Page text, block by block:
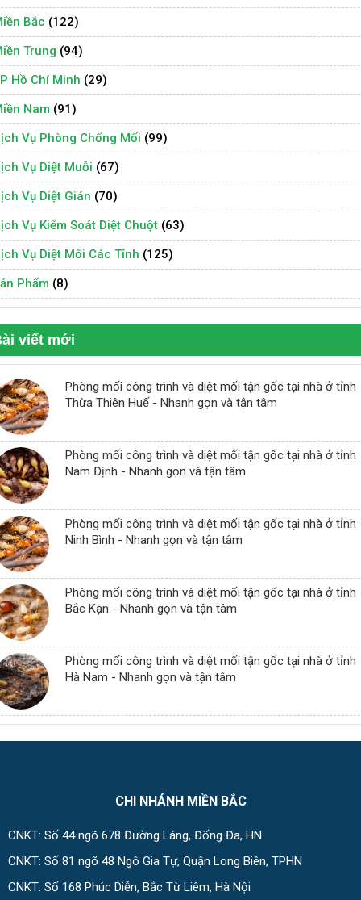
Bắc (122)
Trung (94)
Hồ Chí Minh (29)
Nam (91)
Vụ Phòng Chống Mối (99)
Vụ Diệt Muỗi (67)
Vụ Diệt Gián (70)
Vụ Kiểm Soát Diệt Chuột (63)
Vụ Diệt Mối Các Tỉnh (125)
Phẩm (8)
viết mới
Phòng mối công trình và diệt mối tận gốc tại nhà ở tỉnh
Thừa Thiên Huế - Nhanh gọn và tận tâm
Phòng mối công trình và diệt mối tận gốc tại nhà ở tỉnh
Nam Định - Nhanh gọn và tận tâm
Phòng mối công trình và diệt mối tận gốc tại nhà ở tỉnh
Ninh Bình - Nhanh gọn và tận tâm
Phòng mối công trình và diệt mối tận gốc tại nhà ở tỉnh
Bắc Kạn - Nhanh gọn và tận tâm
Phòng mối công trình và diệt mối tận gốc tại nhà ở tỉnh
Hà Nam - Nhanh gọn và tận tâm
CHI NHÁNH MIỀN BẮC
CNKT: Số 44 ngõ 678 Đường Láng, Đống Đa, HN
CNKT: Số 81 ngõ 48 Ngô Gia Tự, Quận Long Biên, TPHN
CNKT: Số 168 Phúc Diễn, Bắc Từ Liêm, Hà Nội